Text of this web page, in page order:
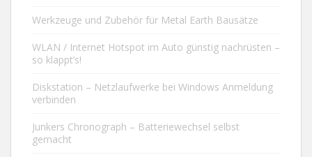
Werkzeuge und Zubehör für Metal Earth Bausätze
WLAN / Internet Hotspot im Auto günstig nachrüsten –
so klappt’s!
Diskstation – Netzlaufwerke bei Windows Anmeldung
verbinden
Junkers Chronograph – Batteriewechsel selbst
gemacht